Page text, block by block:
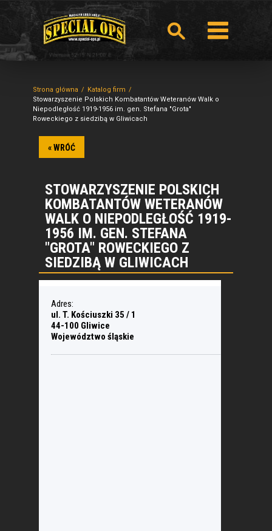
Strona główna
Katalog firm
Stowarzyszenie Polskich Kombatantów Weteranów Walk o
Niepodległość 1919-1956 im. gen. Stefana "Grota"
Roweckiego z siedzibą w Gliwicach
« WRÓĆ
STOWARZYSZENIE POLSKICH
KOMBATANTÓW WETERANÓW
WALK O NIEPODLEGŁOŚĆ 1919-
1956 IM. GEN. STEFANA
"GROTA" ROWECKIEGO Z
SIEDZIBĄ W GLIWICACH
Adres:
ul. T. Kościuszki 35 / 1
44-100 Gliwice
Województwo śląskie